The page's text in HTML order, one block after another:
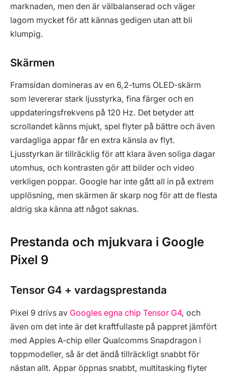
marknaden, men den är välbalanserad och väger
lagom mycket för att kännas gedigen utan att bli
klumpig.
Skärmen
Framsidan domineras av en 6,2-tums OLED-skärm
som levererar stark ljusstyrka, fina färger och en
uppdateringsfrekvens på 120 Hz. Det betyder att
scrollandet känns mjukt, spel flyter på bättre och även
vardagliga appar får en extra känsla av flyt.
Ljusstyrkan är tillräcklig för att klara även soliga dagar
utomhus, och kontrasten gör att bilder och video
verkligen poppar. Google har inte gått all in på extrem
upplösning, men skärmen är skarp nog för att de flesta
aldrig ska känna att något saknas.
Prestanda och mjukvara i Google
Pixel 9
Tensor G4 + vardagsprestanda
Pixel 9 drivs av Googles egna chip Tensor G4, och
även om det inte är det kraftfullaste på pappret jämfört
med Apples A-chip eller Qualcomms Snapdragon i
toppmodeller, så är det ändå tillräckligt snabbt för
nästan allt. Appar öppnas snabbt, multitasking flyter